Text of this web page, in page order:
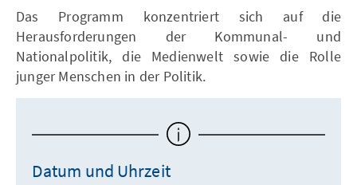
Das Programm konzentriert sich auf die
Herausforderungen der Kommunal- und
Nationalpolitik, die Medienwelt sowie die Rolle
junger Menschen in der Politik.
Datum und Uhrzeit